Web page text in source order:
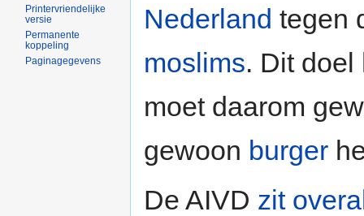
Nederland tegen
moslims. Dit
moet daarom
gewoon burger
De AIVD zit
Printervriendelijke
versie
Permanente
koppeling
Paginagegevens